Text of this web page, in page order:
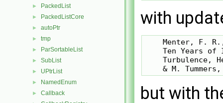
► PackedList
► PackedListCore
► autoPtr
► tmp
► ParSortableList
► SubList
► UPtrList
► NamedEnum
► Callback
with
Menter, F.
Ten Years of
Turbulence,
but with